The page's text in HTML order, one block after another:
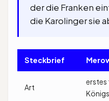
der die Franken
die Karolinger sie
Steckbrief
Art
erstes